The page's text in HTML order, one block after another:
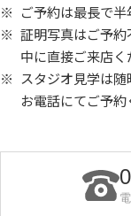
ご予約は最長で半
証明写真はご予
中に直接ご来店く
スタジオ見学は
お電話にてご予約